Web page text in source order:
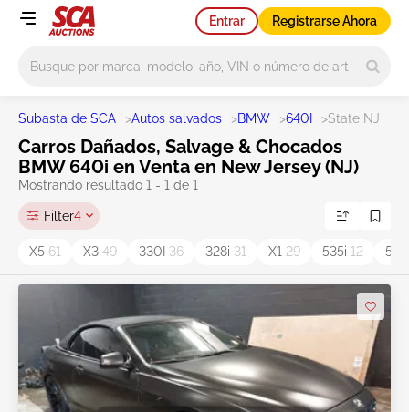
Entrar Registrarse Ahora
Subasta de SCA >Autos salvados >BMW >640I >State NJ
Carros Dañados, Salvage & Chocados
BMW 640i en Venta en New Jersey (NJ)
Mostrando resultado 1 - 1 de 1
Filter4
X5 61 X3 49 330I 36 328i 31 X1 29 535i 12